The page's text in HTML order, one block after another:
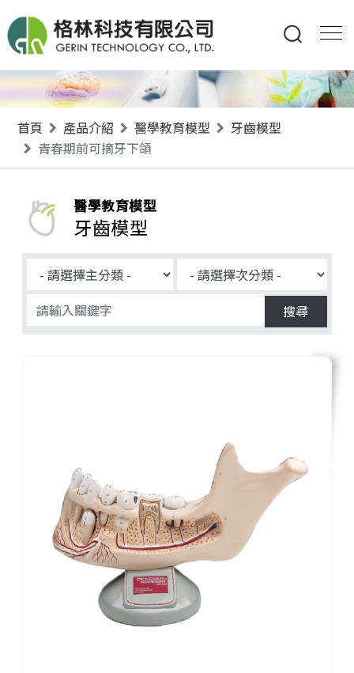
首頁 產品介紹 醫學教育模型
牙齒模型
青春期前可摘牙下頜
醫學教育模型
牙齒模型
搜尋